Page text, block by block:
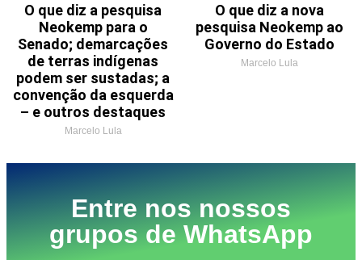
O que diz a pesquisa
Neokemp para o
Senado; demarcações
de terras indígenas
podem ser sustadas; a
convenção da esquerda
– e outros destaques
Marcelo Lula
O que diz a nova
pesquisa Neokemp ao
Governo do Estado
Marcelo Lula
Entre nos nossos
grupos de WhatsApp